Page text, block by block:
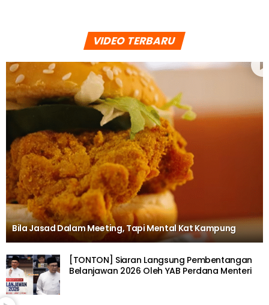
VIDEO TERBARU
Bila Jasad Dalam Meeting, Tapi Mental Kat Kampung
[TONTON] Siaran Langsung Pembentangan
Belanjawan 2026 Oleh YAB Perdana Menteri